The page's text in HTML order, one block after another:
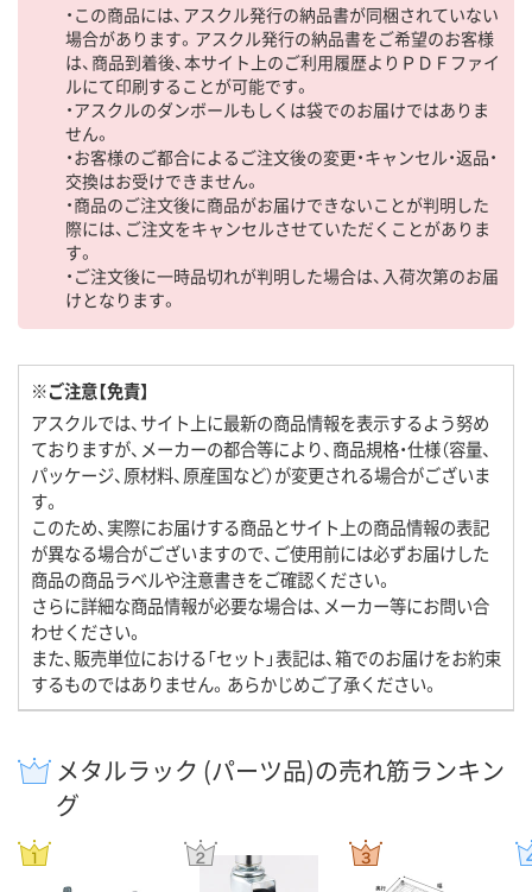
・この商品には、アスクル発行の納品書が同梱されていない
場合があります。アスクル発行の納品書をご希望のお客様
は、商品到着後、本サイト上のご利用履歴よりＰＤＦファイ
ルにて印刷することが可能です。
・アスクルのダンボールもしくは袋でのお届けではありま
せん。
・お客様のご都合によるご注文後の変更・キャンセル・返品・
交換はお受けできません。
・商品のご注文後に商品がお届けできないことが判明した
際には、ご注文をキャンセルさせていただくことがありま
す。
・ご注文後に一時品切れが判明した場合は、入荷次第のお届
けとなります。
※ご注意【免責】
アスクルでは、サイト上に最新の商品情報を表示するよう努め
ておりますが、メーカーの都合等により、商品規格・仕様（容量、
パッケージ、原材料、原産国など）が変更される場合がございま
す。
このため、実際にお届けする商品とサイト上の商品情報の表記
が異なる場合がございますので、ご使用前には必ずお届けした
商品の商品ラベルや注意書きをご確認ください。
さらに詳細な商品情報が必要な場合は、メーカー等にお問い合
わせください。
また、販売単位における「セット」表記は、箱でのお届けをお約束
するものではありません。あらかじめご了承ください。
メタルラック (パーツ品)の売れ筋ランキン
グ